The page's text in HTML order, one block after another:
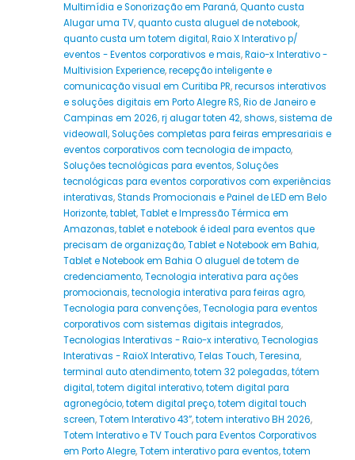
Multimídia e Sonorização em Paraná,Quanto custa
Alugar uma TV,quanto custa aluguel de notebook,
quanto custa um totem digital,Raio X Interativo p/
eventos - Eventos corporativos e mais,Raio-x Interativo -
Multivision Experience,recepção inteligente e
comunicação visual em Curitiba PR,recursos interativos
e soluções digitais em Porto Alegre RS,Rio de Janeiro e
Campinas em 2026,rj alugar toten 42,shows,sistema de
videowall,Soluções completas para feiras empresariais e
eventos corporativos com tecnologia de impacto,
Soluções tecnológicas para eventos,Soluções
tecnológicas para eventos corporativos com experiências
interativas,Stands Promocionais e Painel de LED em Belo
Horizonte,tablet,Tablet e Impressão Térmica em
Amazonas,tablet e notebook é ideal para eventos que
precisam de organização,Tablet e Notebook em Bahia,
Tablet e Notebook em Bahia O aluguel de totem de
credenciamento,Tecnologia interativa para ações
promocionais,tecnologia interativa para feiras agro,
Tecnologia para convenções,Tecnologia para eventos
corporativos com sistemas digitais integrados,
Tecnologias Interativas - Raio-x interativo,Tecnologias
Interativas - RaioX Interativo,Telas Touch,Teresina,
terminal auto atendimento,totem 32 polegadas,tótem
digital,totem digital interativo,totem digital para
agronegócio,totem digital preço,totem digital touch
screen,Totem Interativo 43”,totem interativo BH 2026,
Totem Interativo e TV Touch para Eventos Corporativos
em Porto Alegre,Totem interativo para eventos,totem